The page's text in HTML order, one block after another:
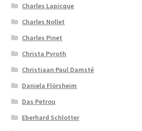
Charles Lapicque
Charles Nollet
Charles Pinet
Christa Pyroth
Christiaan Paul Damsté
Daniela Flörsheim
Das Petrou
Eberhard Schlotter